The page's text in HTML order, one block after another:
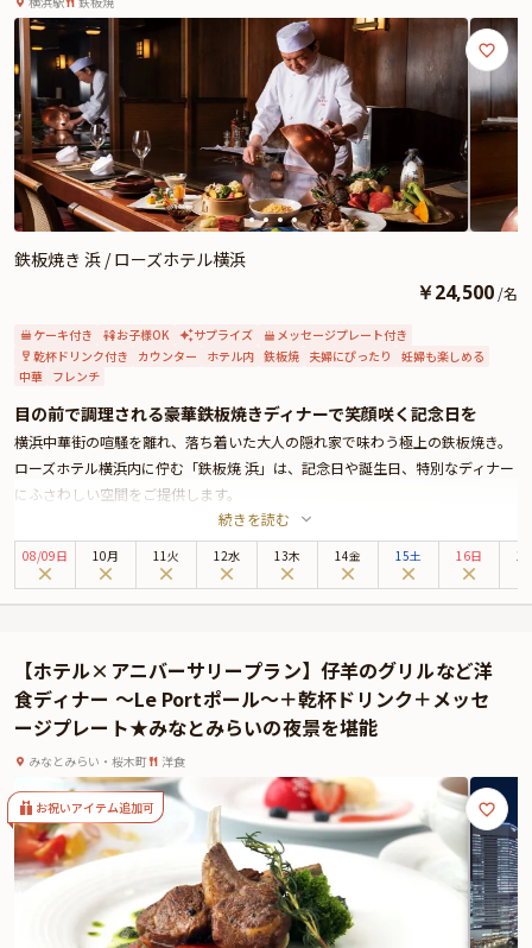
なプランで、非日常感あふれるお祝いのひとときをお過ごしください。
鉄板焼き 浜 / ローズホテル横浜
￥24,500 /名
ケーキ付き お子様OK サプライズ
メッセージプレート付き
乾杯ドリンク付き
カウンター ホテル内 鉄板焼 夫婦にぴったり
妊婦も楽しめる
中華 フレンチ
目の前で調理される豪華鉄板焼きディナーで笑顔咲く記念日を
横浜中華街の喧騒を離れ、落ち着いた大人の隠れ家で味わう極上の鉄板焼き。
ローズホテル横浜内に佇む「鉄板焼 浜」は、記念日や誕生日、特別なディナー
にふさわしい空間をご提供します。
本プランでは、乾杯ドリンクで華やかに幕を開ける、4種類のコースからお好
みのものをお選びいただけます。『中華鉄板焼き』と『フレンチ鉄板焼き』、
それぞれに趣向を凝らしたラインアップを計4コースご用意。南足柄産の相州
特別な夜に華を添えます。
さらに、それぞれのコースに異なるデザート特典をご用意。メッセージ付きデ
ザートプレートやお祝い用ホールケーキなど、大切な方とのアニバーサリーや
お祝いのシーンを華やかに彩ります。
ホテルならではの上質なサービスと、シェフの熟練の技が融合した「鉄板焼
浜」で、思い出に残る特別な夜をお過ごしください。
続きを読む
08/09日 10月 11火 12水 13木 14金 15土 16日
【ホテル×アニバーサリープラン】仔羊のグリルなど洋
食ディナー ～Le Portポール～＋乾杯ドリンク＋メッセ
ージプレート★みなとみらいの夜景を堪能
みなとみらい・桜木町 洋食
お祝いアイテム追加可